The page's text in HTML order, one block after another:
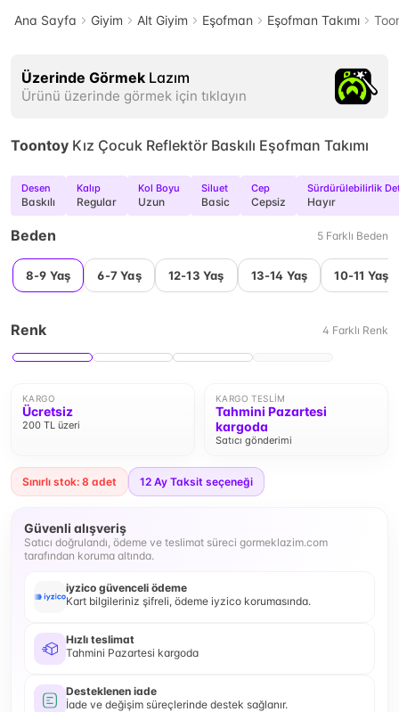
Ana Sayfa Giyim Alt Giyim Eşofman Eşofman Takımı
Üzerinde Görmek Lazım
Ürünü üzerinde görmek için tıklayın
Toontoy Kız Çocuk Reflektör Baskılı Eşofman Takımı
Desen
Baskılı
Kalıp
Regular
Kol Boyu
Uzun
Siluet
Basic
Cep
Cepsiz
Sürdürülebilirlik
Hayır
Beden 5 Farklı Beden
8-9 Yaş 6-7 Yaş 12-13 Yaş 13-14 Yaş 10-11 Yaş
Renk 4 Farklı Renk
KARGO
Ücretsiz
200 TL üzeri
KARGO TESLIM
Tahmini Pazartesi
kargoda
Satıcı gönderimi
Sınırlı stok: 8 adet 12 Ay Taksit seçeneği
Güvenli alışveriş
Satıcı doğrulandı, ödeme ve teslimat süreci gormeklazim.com
tarafından koruma altında.
iyzico güvenceli ödeme
Kart bilgileriniz şifreli, ödeme iyzico korumasında.
Hızlı teslimat
Tahmini Pazartesi kargoda
Desteklenen iade
İade ve değişim süreçlerinde destek sağlanır.